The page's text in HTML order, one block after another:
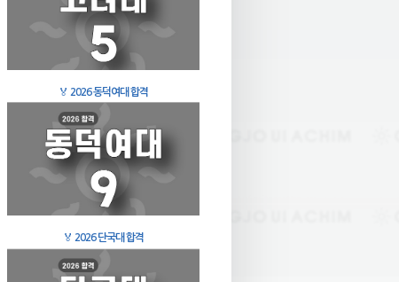
🏅 2026 동덕여대 합격
🏅 2026 단국대 합격